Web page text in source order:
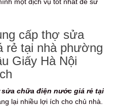
cấp thợ sửa
rẻ tại nhà phường
Giấy Hà Nội
chữa điện nước giá rẻ tại
lại nhiều lợi ích cho chủ nhà.